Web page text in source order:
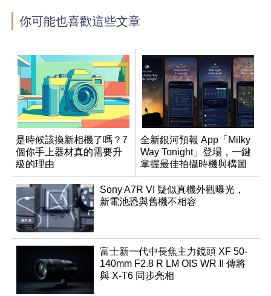
你可能也喜歡這些文章
是時候該換新相機了嗎？7
個你手上器材真的需要升
級的理由
全新銀河預報 App「Milky
Way Tonight」登場，一鍵
掌握最佳拍攝時機與構圖
Sony A7R VI 疑似真機外觀曝光，
新電池恐與舊機不相容
富士新一代中長焦主力鏡頭 XF 50-
140mm F2.8 R LM OIS WR II 傳將
與 X-T6 同步亮相